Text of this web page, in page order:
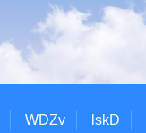
WDZv lskD